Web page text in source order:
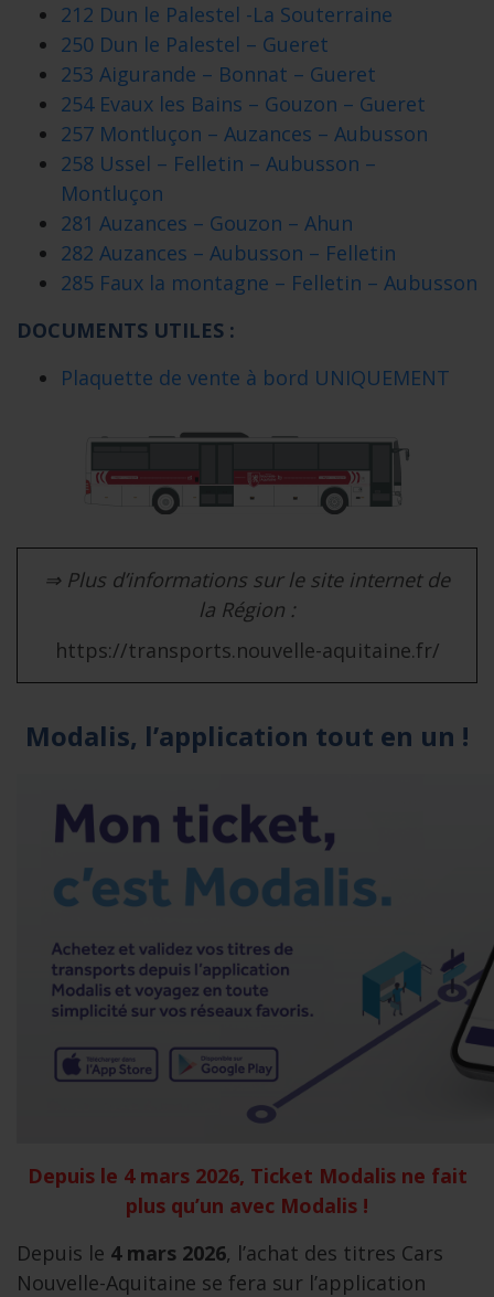
212 Dun le Palestel -La Souterraine
250 Dun le Palestel – Gueret
253 Aigurande – Bonnat – Gueret
254 Evaux les Bains – Gouzon – Gueret
257 Montluçon – Auzances – Aubusson
258 Ussel – Felletin – Aubusson –
Montluçon
281 Auzances – Gouzon – Ahun
282 Auzances – Aubusson – Felletin
285 Faux la montagne – Felletin – Aubusson
DOCUMENTS UTILES :
Plaquette de vente à bord UNIQUEMENT
⇒ Plus d’informations sur le site internet de
la Région :
https://transports.nouvelle-aquitaine.fr/
Modalis, l’application tout en un !
Depuis le 4 mars 2026, Ticket Modalis ne fait
plus qu’un avec Modalis !
Depuis le 4 mars 2026, l’achat des titres Cars
Nouvelle-Aquitaine se fera sur l’application